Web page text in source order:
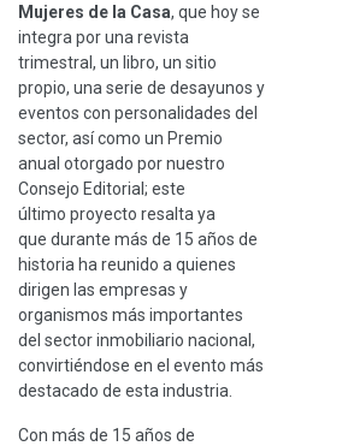
Mujeres de la Casa, que hoy se
integra por una revista
trimestral, un libro, un sitio
propio, una serie de desayunos y
eventos con personalidades del
sector, así como un Premio
anual otorgado por nuestro
Consejo Editorial; este
último proyecto resalta ya
que durante más de 15 años de
historia ha reunido a quienes
dirigen las empresas y
organismos más importantes
del sector inmobiliario nacional,
convirtiéndose en el evento más
destacado de esta industria.
Con más de 15 años de